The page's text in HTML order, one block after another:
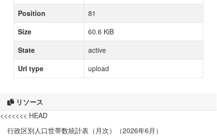
リソース
<<<<<<< HEAD
行政区別人口世帯数統計表（月次）（2026年6月）
Position
81
Size
60.6 KiB
State
active
Url type
upload